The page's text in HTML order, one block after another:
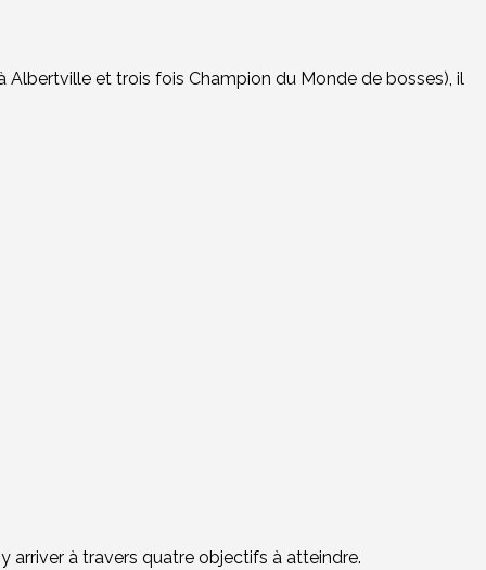
Albertville et trois fois Champion du Monde de bosses), il
arriver à travers quatre objectifs à atteindre.